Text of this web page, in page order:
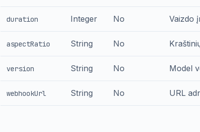
duration Integer No Vaizdo
aspectRatio String No
version String No Model
webhookUrl String No URL